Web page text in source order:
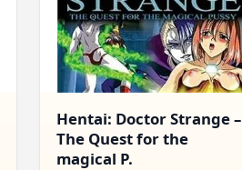
Hentai: Doctor Strange –
The Quest for the
magical P.